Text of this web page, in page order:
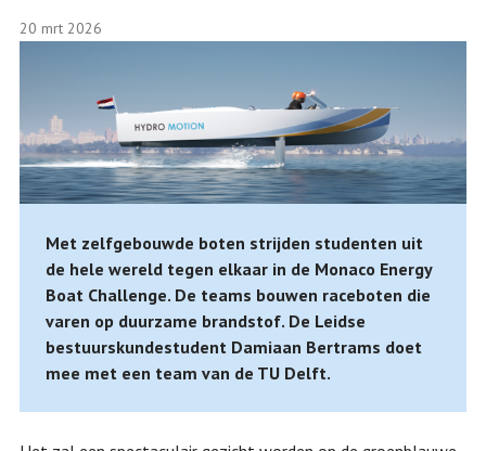
20 mrt 2026
Met zelfgebouwde boten strijden studenten uit
de hele wereld tegen elkaar in de Monaco Energy
Boat Challenge. De teams bouwen raceboten die
varen op duurzame brandstof. De Leidse
bestuurskundestudent Damiaan Bertrams doet
mee met een team van de TU Delft.